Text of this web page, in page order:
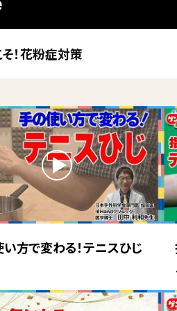
！花粉症対策
方で変わる！テニスひじ